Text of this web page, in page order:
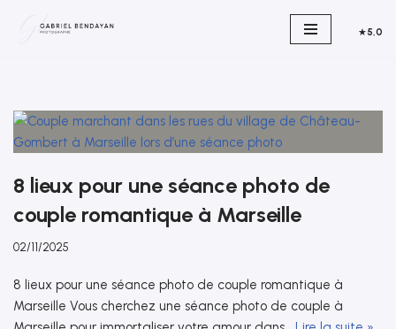
★5,0
8 lieux pour une séance photo de
couple romantique à Marseille
02/11/2025
8 lieux pour une séance photo de couple romantique à
Marseille Vous cherchez une séance photo de couple à